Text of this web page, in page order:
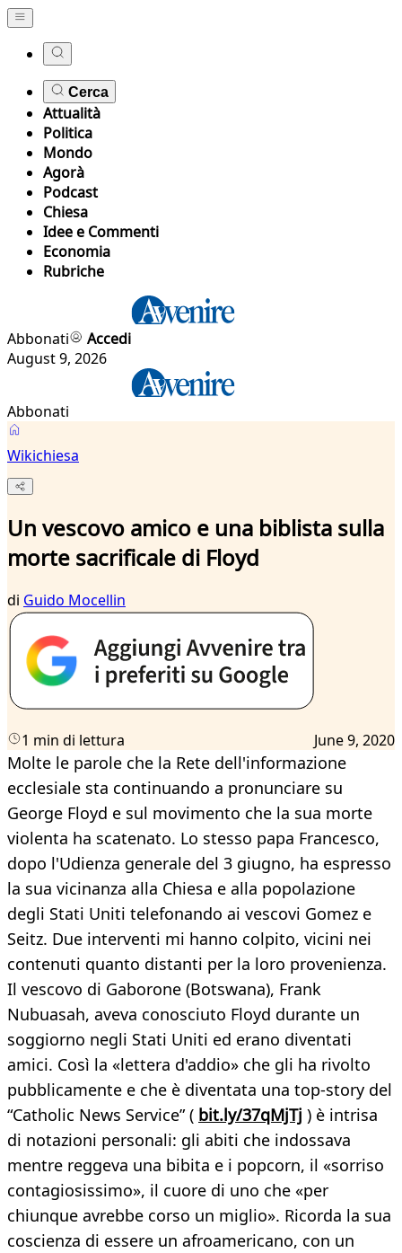
Cerca
Attualità
Politica
Mondo
Agorà
Podcast
Chiesa
Idee e Commenti
Economia
Rubriche
Abbonati
Accedi
August 9, 2026
Abbonati
Wikichiesa
Un vescovo amico e una biblista sulla
morte sacrificale di Floyd
di Guido Mocellin
1 min di lettura June 9, 2020
Molte le parole che la Rete dell'informazione
ecclesiale sta continuando a pronunciare su
George Floyd e sul movimento che la sua morte
violenta ha scatenato. Lo stesso papa Francesco,
dopo l'Udienza generale del 3 giugno, ha espresso
la sua vicinanza alla Chiesa e alla popolazione
degli Stati Uniti telefonando ai vescovi Gomez e
Seitz. Due interventi mi hanno colpito, vicini nei
contenuti quanto distanti per la loro provenienza.
Il vescovo di Gaborone (Botswana), Frank
Nubuasah, aveva conosciuto Floyd durante un
soggiorno negli Stati Uniti ed erano diventati
amici. Così la «lettera d'addio» che gli ha rivolto
pubblicamente e che è diventata una top-story del
“Catholic News Service” ( bit.ly/37qMjTj ) è intrisa
di notazioni personali: gli abiti che indossava
mentre reggeva una bibita e i popcorn, il «sorriso
contagiosissimo», il cuore di uno che «per
chiunque avrebbe corso un miglio». Ricorda la sua
coscienza di essere un afroamericano, con un